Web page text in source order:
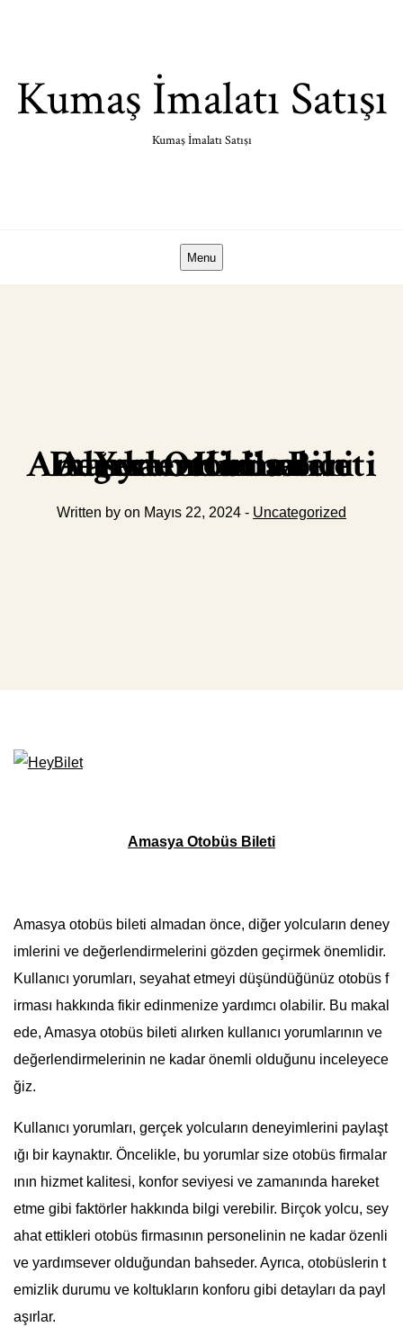
Kumaş İmalatı Satışı
Kumaş İmalatı Satışı
Menu
Amasya Otobüs Bileti Alırken Kullanıcı Yorumları ve Değerlendirmeleri
Written by on Mayıs 22, 2024 - Uncategorized
Amasya Otobüs Bileti
Amasya otobüs bileti almadan önce, diğer yolcuların deney
imlerini ve değerlendirmelerini gözden geçirmek önemlidir.
Kullanıcı yorumları, seyahat etmeyi düşündüğünüz otobüs f
irması hakkında fikir edinmenize yardımcı olabilir. Bu makal
ede, Amasya otobüs bileti alırken kullanıcı yorumlarının ve
değerlendirmelerinin ne kadar önemli olduğunu inceleyece
ğiz.
Kullanıcı yorumları, gerçek yolcuların deneyimlerini paylaşt
ığı bir kaynaktır. Öncelikle, bu yorumlar size otobüs firmalar
ının hizmet kalitesi, konfor seviyesi ve zamanında hareket
etme gibi faktörler hakkında bilgi verebilir. Birçok yolcu, sey
ahat ettikleri otobüs firmasının personelinin ne kadar özenli
ve yardımsever olduğundan bahseder. Ayrıca, otobüslerin t
emizlik durumu ve koltukların konforu gibi detayları da payl
aşırlar.